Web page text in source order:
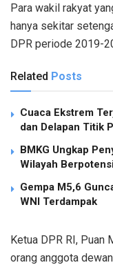
Para wakil rakyat
hanya sekitar
DPR periode 2019-
Related Posts
Cuaca Ekstrem
dan Delapan Titik
BMKG Ungkap
Wilayah
Gempa M5,6
WNI Terdampak
Ketua DPR RI, Puan
orang anggota